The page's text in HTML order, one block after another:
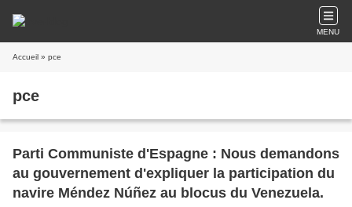
MENU
Accueil » pce
pce
Parti Communiste d'Espagne : Nous demandons
au gouvernement d'expliquer la participation du
navire Méndez Núñez au blocus du Venezuela.